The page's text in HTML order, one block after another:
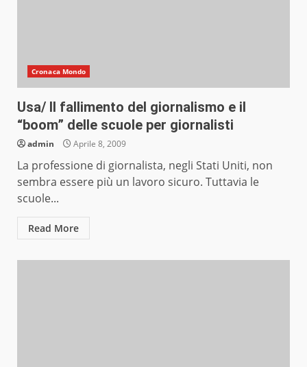
Cronaca Mondo
Usa/ Il fallimento del giornalismo e il
“boom” delle scuole per giornalisti
admin Aprile 8, 2009
La professione di giornalista, negli Stati Uniti, non
sembra essere più un lavoro sicuro. Tuttavia le
scuole...
Read More